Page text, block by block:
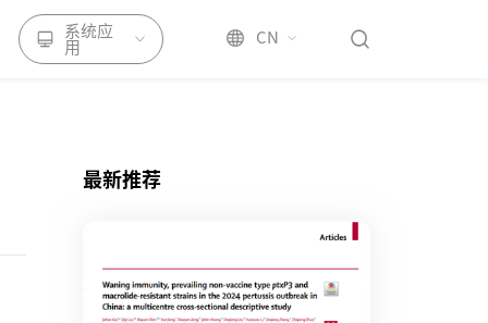
系统应
用
CN
最新推荐